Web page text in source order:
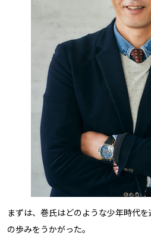
まずは、巻氏はどのような少年時代
の歩みをうかがった。